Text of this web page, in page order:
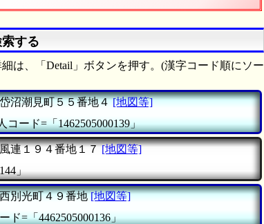
する
は、「Detail」ボタンを押す。(漢字コード順にソー
沼潮見町５５番地４ [地図等]
コード=「1462505000139」
連１９４番地１７ [地図等]
」
別光町４９番地 [地図等]
ド=「4462505000136」